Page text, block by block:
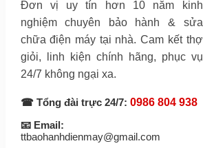
Đơn vị uy tín hơn 10 năm kinh
nghiệm chuyên bảo hành & sửa
chữa điện máy tại nhà. Cam kết thợ
giỏi, linh kiện chính hãng, phục vụ
24/7 không ngại xa.
☎ Tổng đài trực 24/7: 0986 804 938
📧 Email:
ttbaohanhdienmay@gmail.com